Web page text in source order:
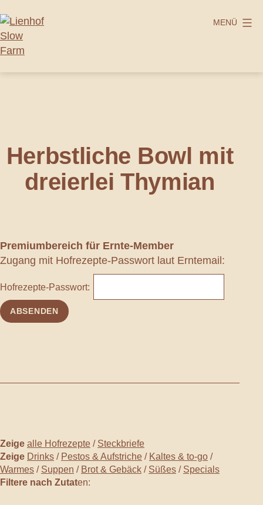
Inhalt
springen
MENÜ
Herbstliche Bowl mit
dreierlei Thymian
Premiumbereich für Ernte-Member
Zugang mit Hofrezepte-Passwort laut Erntemail:
Hofrezepte-Passwort:
Zeige alle Hofrezepte / Steckbriefe
Zeige Drinks / Pestos & Aufstriche / Kaltes & to-go /
Warmes / Suppen / Brot & Gebäck / Süßes / Specials
Filtere nach Zutaten: